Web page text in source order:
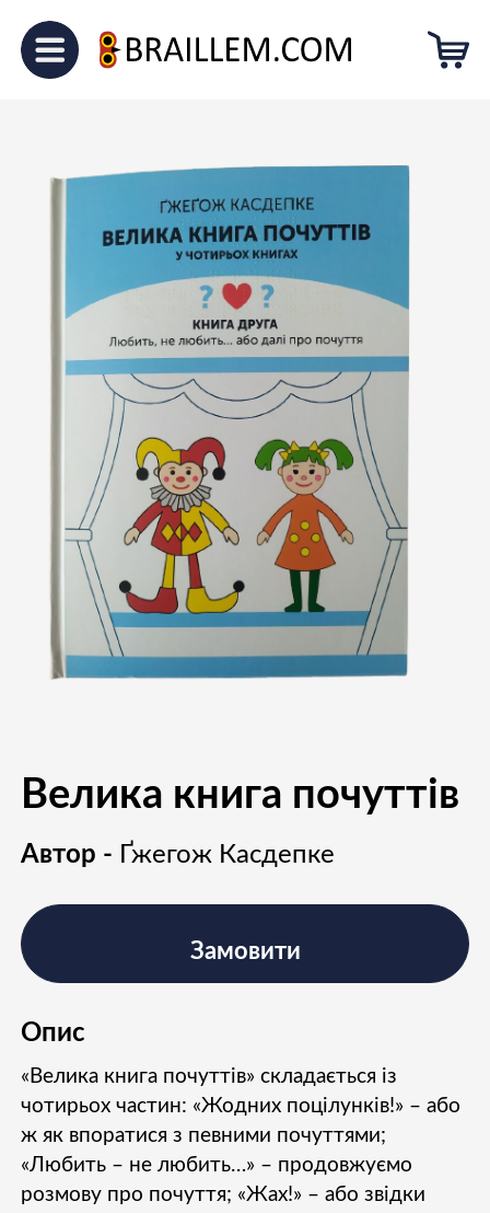
Головна Без категорії
Велика
книга почуттів
Велика книга почуттів
Автор - Ґжегож Касдепке
Опис
«Велика книга почуттів» складається із
чотирьох частин: «Жодних поцілунків!» – або
ж як впоратися з певними почуттями;
«Любить – не любить…» – продовжуємо
розмову про почуття; «Жах!» – або звідки
Замовити